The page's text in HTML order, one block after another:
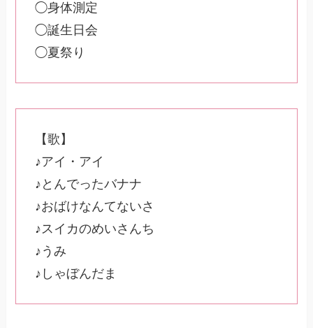
◯身体測定
◯誕生日会
◯夏祭り
【歌】
♪アイ・アイ
♪とんでったバナナ
♪おばけなんてないさ
♪スイカのめいさんち
♪うみ
♪しゃぼんだま